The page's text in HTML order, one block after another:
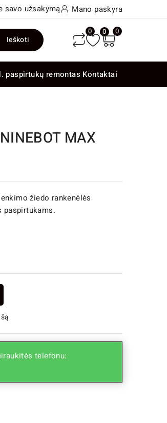
savo užsakymą Mano paskyra
Ieškoti
0 0 0
paspirtukų remontas Kontaktai
MAX
žiedo rankenėlės
paspirtukams.
telefonu: